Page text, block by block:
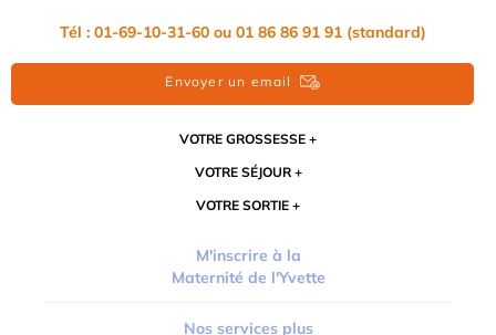
Tél : 01-69-10-31-60 ou 01 86 86 91 91 (standard)
Envoyer un email
VOTRE GROSSESSE
VOTRE SÉJOUR
VOTRE SORTIE
M'inscrire à la
Maternité de l'Yvette
Nos services plus